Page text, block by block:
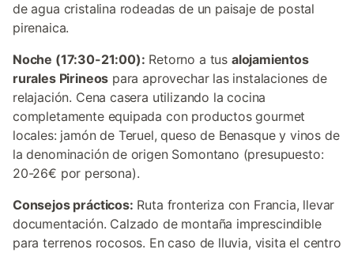
de agua cristalina rodeadas de un paisaje de postal
pirenaica.
Noche (17:30-21:00): Retorno a tus alojamientos
rurales Pirineos para aprovechar las instalaciones de
relajación. Cena casera utilizando la cocina
completamente equipada con productos gourmet
locales: jamón de Teruel, queso de Benasque y vinos de
la denominación de origen Somontano (presupuesto:
20-26€ por persona).
Consejos prácticos: Ruta fronteriza con Francia, llevar
documentación. Calzado de montaña imprescindible
para terrenos rocosos. En caso de lluvia, visita el centro